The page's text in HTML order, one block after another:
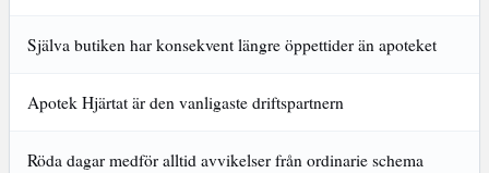
Själva butiken har konsekvent längre öppettider än apoteket
Apotek Hjärtat är den vanligaste driftspartnern
Röda dagar medför alltid avvikelser från ordinarie schema